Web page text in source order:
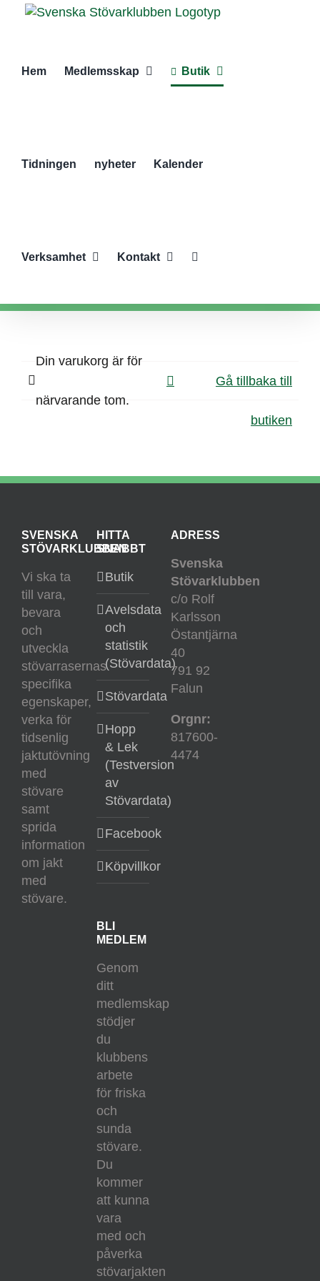
Fortsätt
Hem Medlemsskap Butik
Tidningen nyheter Kalender
Verksamhet Kontakt
Din varukorg är för
närvarande tom.
Gå tillbaka till
butiken
SVENSKA
STÖVARKLUBBEN
Vi ska ta
till vara,
bevara
och
utveckla
stövarrasernas
specifika
egenskaper,
verka för
tidsenlig
jaktutövning
med
stövare
samt
sprida
information
om jakt
med
stövare.
HITTA
SNABBT
Butik
Avelsdata
och
statistik
(Stövardata)
Stövardata
Hopp
& Lek
(Testversion
av
Stövardata)
Facebook
Köpvillkor
BLI
MEDLEM
Genom
ditt
medlemskap
stödjer
du
klubbens
arbete
för friska
och
sunda
stövare.
Du
kommer
att kunna
vara
med och
påverka
stövarjakten
ADRESS
Svenska
Stövarklubben
c/o Rolf
Karlsson
Östantjärna
40
791 92
Falun
Orgnr:
817600-
4474